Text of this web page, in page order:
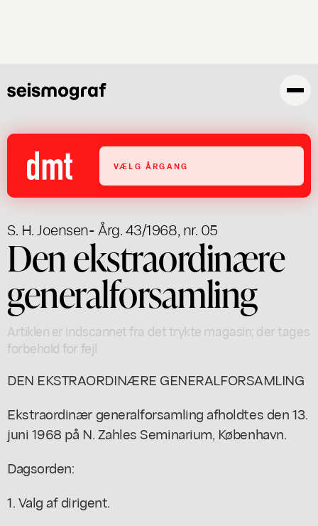
VÆLG ÅRGANG
S. H. Joensen- Årg. 43/1968, nr. 05
Den ekstraordinære
generalforsamling
Artiklen er indscannet fra det trykte magasin; der tages
forbehold for fejl
DEN EKSTRAORDINÆRE GENERALFORSAMLING
Ekstraordinær generalforsamling afholdtes den 13.
juni 1968 på N. Zahles Seminarium, København.
Dagsorden:
1. Valg af dirigent.